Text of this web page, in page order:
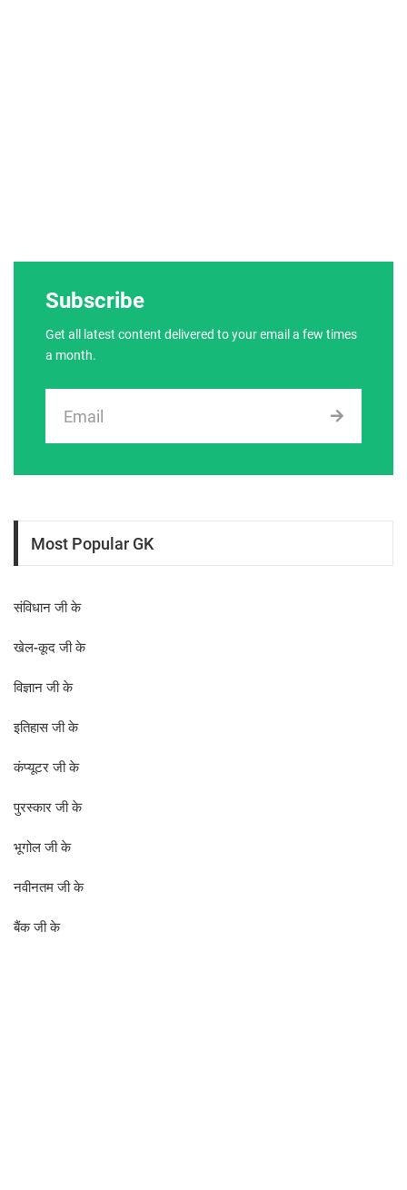
Subscribe
Get all latest content delivered to your email a few times
a month.
Most Popular GK
संविधान जी के
खेल-कूद जी के
विज्ञान जी के
इतिहास जी के
कंप्यूटर जी के
पुरस्कार जी के
भूगोल जी के
नवीनतम जी के
बैंक जी के